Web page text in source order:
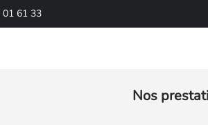
01 61 33
Nos